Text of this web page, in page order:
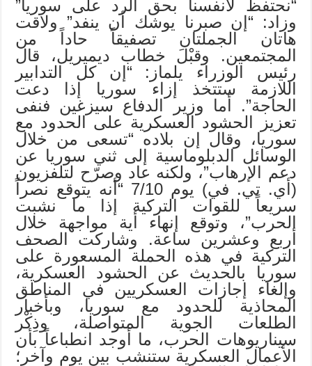
“نحتفظ لأنفسنا بحق الرد على سوريا”
وزاد: “إن صبرنا يوشك أن ينفد” ولاقت
هاتان الجملتان تصفيقاً حاداً من
المجتمعين. وقبْلَ خطاب ديميريل، قال
رئيس الوزراء يلماز: “إن كل التدابير
اللازمة ستتخذ إزاء سوريا إذا دعت
الحاجة”. أما وزير الدفاع سيزغين فنفى
تعزيز الحشود العسكرية على الحدود مع
سوريا، وقال إن بلاده “تسعى من خلال
الوسائل الدبلوماسية إلى ثني سوريا عن
دعم الإرهاب”، ولكنه عاد وصرّح لتلفزيون
(أي. تي. في) يوم 7/10 “أنه يتوقع نصراً
سريعاً للقوات التركية إذا ما نشبت
الحرب”، وتوقع إنهاء أية مواجهة خلال
أربع وعشرين ساعة. وشاركت الصحف
التركية في هذه الحملة المسعورة على
سوريا بالحديث عن الحشود العسكرية،
وإلغاء إجازات العسكريين في المناطق
المحاذية للحدود مع سوريا، وبأخبار
الطلعات الجوية المتواصلة، وذِكْر
سيناريوهات الحرب، ما أوجد انطباعاً بأن
الأعمال العسكرية ستنشب بين يوم وآخر؛